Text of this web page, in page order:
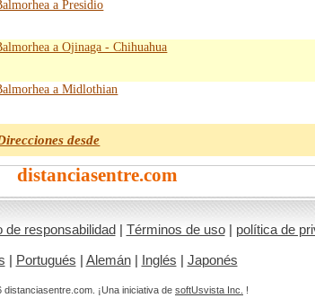
a Presidio
a Ojinaga - Chihuahua
a Midlothian
desde
distanciasentre.com
de responsabilidad| Términos de uso| política de
| Portugués | Alemán| Inglés | Japonés
distanciasentre.com. ¡Una iniciativa de softUsvista Inc. !